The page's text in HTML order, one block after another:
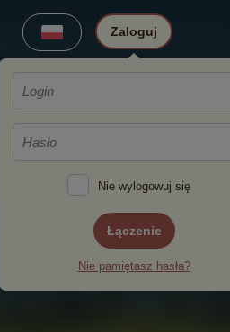
Zaloguj
Nie wylogowuj się
Łączenie
Nie pamiętasz hasła?